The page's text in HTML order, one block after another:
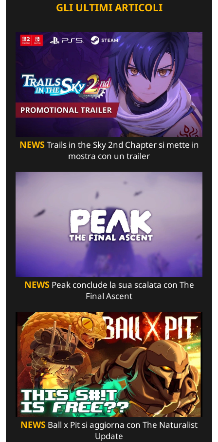
GLI ULTIMI ARTICOLI
NEWSTrails in the Sky 2nd Chapter si mette in
mostra con un trailer
NEWSPeak conclude la sua scalata con The
Final Ascent
NEWS Ball x Pit si aggiorna con The Naturalist
Update